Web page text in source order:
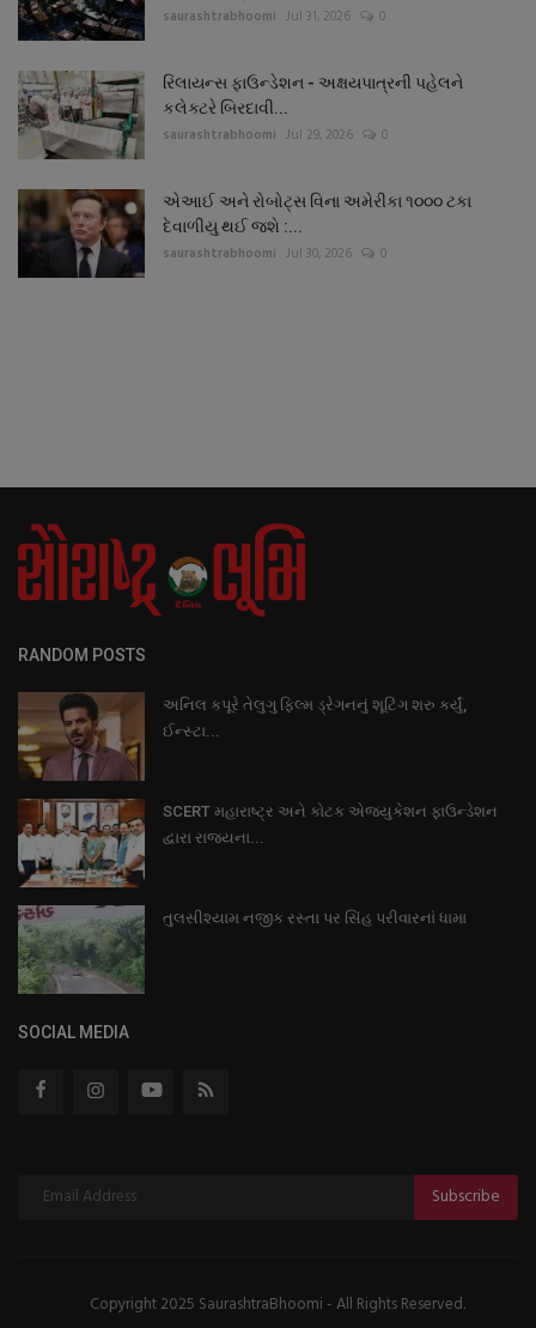
saurashtrabhoomi Jul 31, 2026 0
રિલાયન્સ ફાઉન્ડેશન - અક્ષયપાત્રની પહેલને
કલેક્ટરે બિરદાવી...
saurashtrabhoomi Jul 29, 2026 0
એઆઈ અને રોબોટ્સ વિના અમેરીકા ૧૦૦૦ ટકા
દેવાળીયુ થઈ જશે :...
saurashtrabhoomi Jul 30, 2026 0
RANDOM POSTS
અનિલ કપૂરે તેલુગુ ફિલ્મ ડ્રેગનનું શૂટિંગ શરુ કર્યું,
ઈન્સ્ટા...
SCERT મહારાષ્ટ્ર અને કોટક એજ્યુકેશન ફાઉન્ડેશન
દ્વારા રાજ્યના...
તુલસીશ્યામ નજીક રસ્તા પર સિંહ પરીવારનાં ધામા
SOCIAL MEDIA
Subscribe
Copyright 2025 SaurashtraBhoomi - All Rights Reserved.